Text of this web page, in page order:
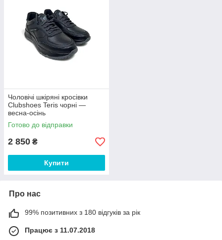
Чоловічі шкіряні кросівки
Clubshoes Teris чорні —
весна-осінь
Готово до відправки
2 850 ₴
Купити
Про нас
99% позитивних з 180 відгуків за рік
Працює з 11.07.2018